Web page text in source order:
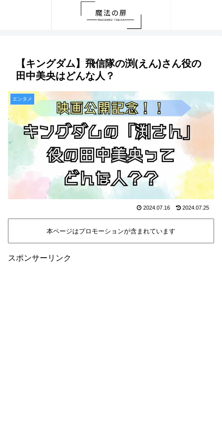
【キングダム】飛信隊の渕(えん)さん役の
田中美央はどんな人？
エンタメ
2024.07.16 2024.07.25
本ページはプロモーションが含まれています
スポンサーリンク